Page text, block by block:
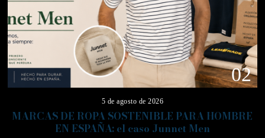
02
5 de agosto de 2026
MARCAS DE ROPA SOSTENIBLE PARA HOMBRE
EN ESPAÑA: el caso Junnet Men